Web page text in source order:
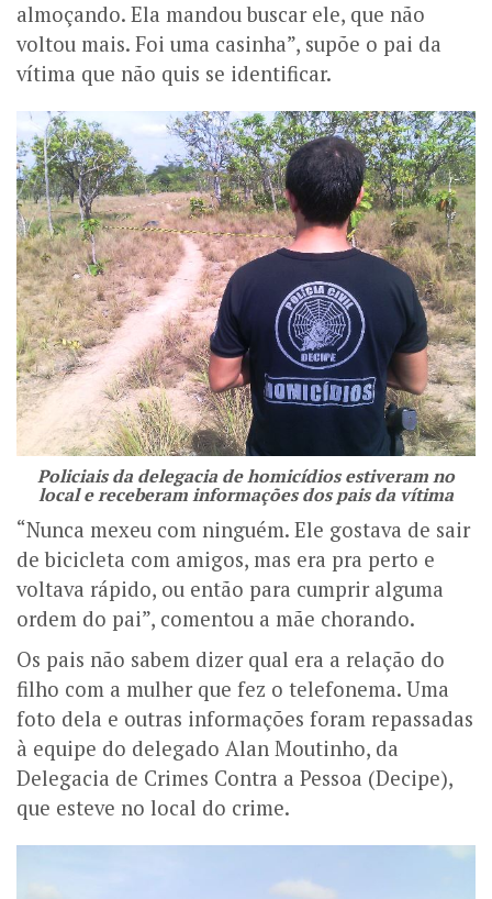
almoçando. Ela mandou buscar ele, que não
voltou mais. Foi uma casinha”, supõe o pai da
vítima que não quis se identificar.
Policiais da delegacia de homicídios estiveram no
local e receberam informações dos pais da vítima
“Nunca mexeu com ninguém. Ele gostava de sair
de bicicleta com amigos, mas era pra perto e
voltava rápido, ou então para cumprir alguma
ordem do pai”, comentou a mãe chorando.
Os pais não sabem dizer qual era a relação do
filho com a mulher que fez o telefonema. Uma
foto dela e outras informações foram repassadas
à equipe do delegado Alan Moutinho, da
Delegacia de Crimes Contra a Pessoa (Decipe),
que esteve no local do crime.